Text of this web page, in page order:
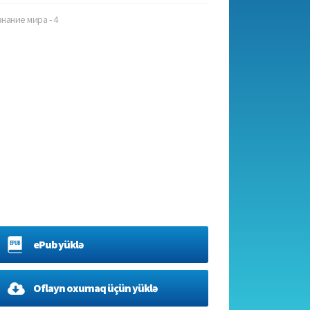
мира - 4
ePub yüklə
Oflayn oxumaq üçün yüklə